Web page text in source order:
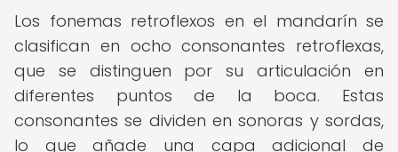
Los fonemas retroflexos en el mandarín se
clasifican en ocho consonantes retroflexas,
que se distinguen por su articulación en
diferentes puntos de la boca. Estas
consonantes se dividen en sonoras y sordas,
lo que añade una capa adicional de